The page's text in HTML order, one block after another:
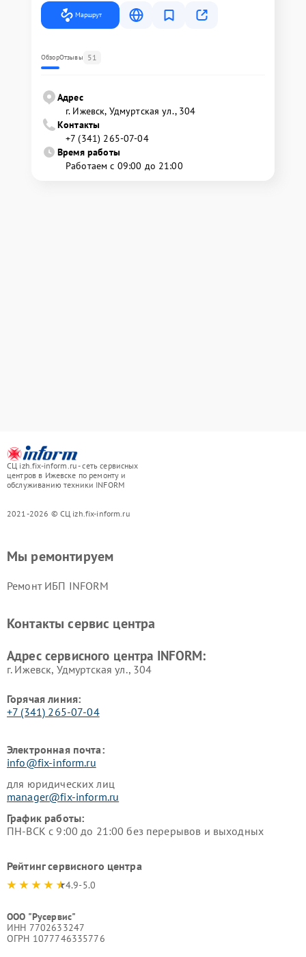
Маршрут
ОбзорОтзывы 51
Адрес
г. Ижевск, Удмуртская ул., 304
Контакты
+7 (341) 265-07-04
Время работы
Работаем с 09:00 до 21:00
СЦ izh.fix-inform.ru - сеть сервисных
центров в Ижевске по ремонту и
обслуживанию техники INFORM
2021-2026 © СЦ izh.fix-inform.ru
Мы ремонтируем
Ремонт ИБП INFORM
Контакты сервис центра
Адрес сервисного центра INFORM:
г. Ижевск, Удмуртская ул., 304
Горячая линия:
+7 (341) 265-07-04
Электронная почта:
info@fix-inform.ru
для юридических лиц
manager@fix-inform.ru
График работы:
ПН-ВСК с 9:00 до 21:00 без перерывов и выходных
Рейтинг сервисного центра
4.9-5.0
ООО "Русервис"
ИНН 7702633247
ОГРН 1077746335776